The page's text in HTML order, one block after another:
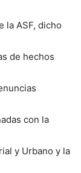
la ASF, dicho
de hechos
con la
y Urbano y la